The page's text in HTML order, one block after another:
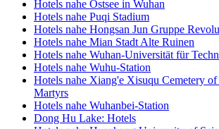
Hotels nahe Ostsee in Wuhan
Hotels nahe Puqi Stadium
Hotels nahe Hongsan Jun Gruppe
Hotels nahe Mian Stadt Alte Ruinen
Hotels nahe Wuhan-Universität für
Hotels nahe Wuhu-Station
Hotels nahe Xiang'e Xisuqu Cemetery
Martyrs
Hotels nahe Wuhanbei-Station
Dong Hu Lake: Hotels